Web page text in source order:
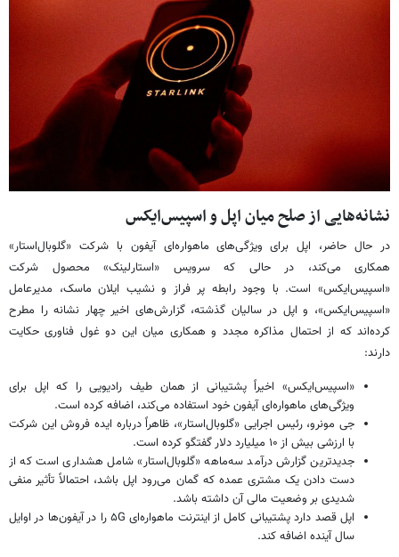
نشانه‌هایی از صلح میان اپل و اسپیس‌ایکس
در حال حاضر، اپل برای ویژگی‌های ماهواره‌ای آیفون با شرکت «گلوبال‌استار»
همکاری می‌کند، در حالی که سرویس «استارلینک» محصول شرکت
«اسپیس‌ایکس» است. با وجود رابطه پر فراز و نشیب ایلان ماسک، مدیرعامل
«اسپیس‌ایکس»، و اپل در سالیان گذشته، گزارش‌های اخیر چهار نشانه را مطرح
کرده‌اند که از احتمال مذاکره مجدد و همکاری میان این دو غول فناوری حکایت
دارند:
«اسپیس‌ایکس» اخیراً پشتیبانی از همان طیف رادیویی را که اپل برای
ویژگی‌های ماهواره‌ای آیفون خود استفاده می‌کند، اضافه کرده است.
جی مونرو، رئیس اجرایی «گلوبال‌استار»، ظاهراً درباره ایده فروش این شرکت
با ارزشی بیش از ۱۰ میلیارد دلار گفتگو کرده است.
جدیدترین گزارش درآمد سه‌ماهه «گلوبال‌استار» شامل هشداری است که از
دست دادن یک مشتری عمده که گمان می‌رود اپل باشد، احتمالاً تأثیر منفی
شدیدی بر وضعیت مالی آن داشته باشد.
اپل قصد دارد پشتیبانی کامل از اینترنت ماهواره‌ای ۵G را در آیفون‌ها در اوایل
سال آینده اضافه کند.